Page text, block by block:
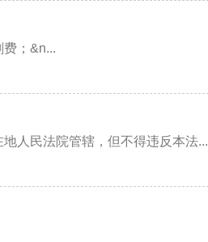
；&n...
人民法院管辖，但不得违反本法...